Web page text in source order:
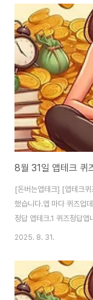
알아보기👇[네이버 블로
둘셋https://
이버 블로그하나둘셋 이
8월 31일 앱테크 퀴
[돈버는앱테크] [앱테크퀴
했습니다.앱 마다 퀴즈업
정답 앱테크.1 퀴즈정답
에서 우대이율 혜택을 받
입 시 올리브영 1만원권
리케어신한은행SOL
일 현재 개막16연승을 달
2025. 8. 31.